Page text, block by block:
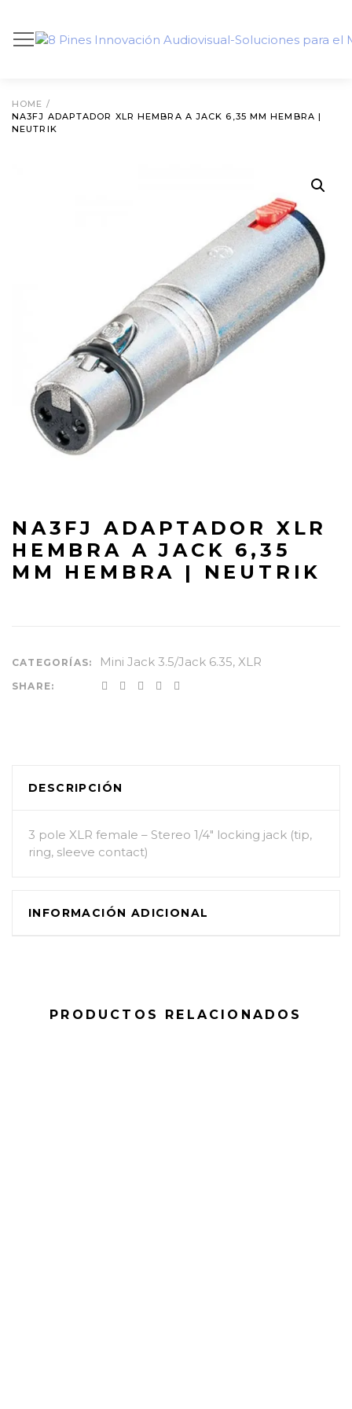
HOME /
NA3FJ ADAPTADOR XLR HEMBRA A JACK 6,35 MM HEMBRA |
NEUTRIK
NA3FJ ADAPTADOR XLR
HEMBRA A JACK 6,35
MM HEMBRA | NEUTRIK
CATEGORÍAS: Mini Jack 3.5/Jack 6.35,XLR
SHARE:
DESCRIPCIÓN
3 pole XLR female – Stereo 1/4″ locking jack (tip,
ring, sleeve contact)
INFORMACIÓN ADICIONAL
PRODUCTOS RELACIONADOS